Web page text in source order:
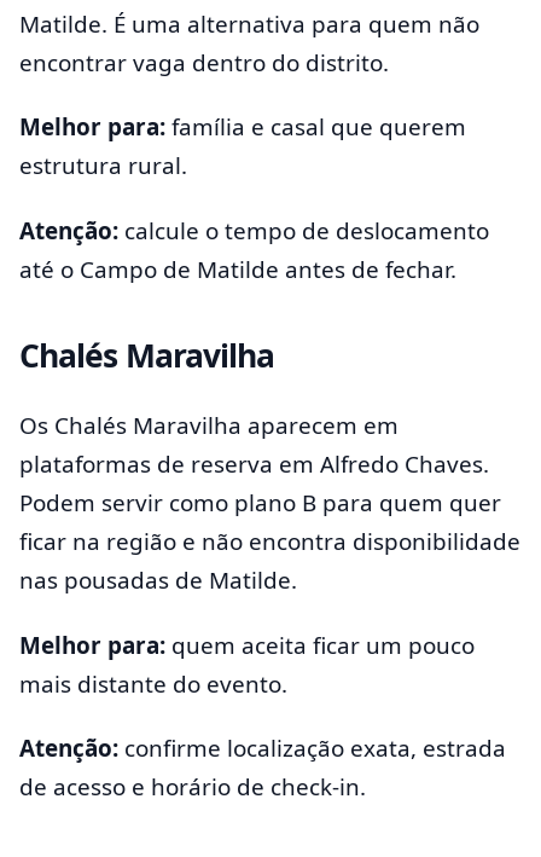
Matilde. É uma alternativa para quem não
encontrar vaga dentro do distrito.
Melhor para:família e casal que querem
estrutura rural.
Atenção: calcule o tempo de deslocamento
até o Campo de Matilde antes de fechar.
Chalés Maravilha
Os Chalés Maravilha aparecem em
plataformas de reserva em Alfredo Chaves.
Podem servir como plano B para quem quer
ficar na região e não encontra disponibilidade
nas pousadas de Matilde.
Melhor para: quem aceita ficar um pouco
mais distante do evento.
Atenção: confirme localização exata, estrada
de acesso e horário de check-in.